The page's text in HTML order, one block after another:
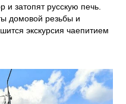
и затопят русскую печь.
домовой резьбы и
экскурсия чаепитием